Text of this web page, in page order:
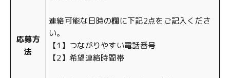
応募方
法
連絡可能な日時の欄に下記2点をご記入くださ
い。
【1】つながりやすい電話番号
【2】希望連絡時間帯